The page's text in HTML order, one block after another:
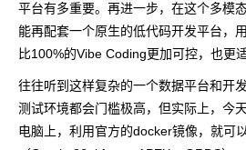
平台有多重要。再进一步，在这个多模
能再配套一个原生的低代码开发平台，
比100%的Vibe Coding更加可控，也更
往往听到这样复杂的一个数据平台和开
测试环境都会门槛极高，但实际上，今
电脑上，利用官方的docker镜像，就可